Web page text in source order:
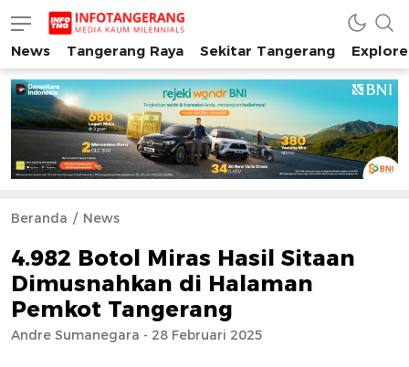
INFO TANGERANG
Media Kaum Millenials Tangerang Raya
News Tangerang Raya Sekitar Tangerang
Beranda News
4.982 Botol Miras Hasil Sitaan
Dimusnahkan di Halaman
Pemkot Tangerang
Andre Sumanegara - 28 Februari 2025